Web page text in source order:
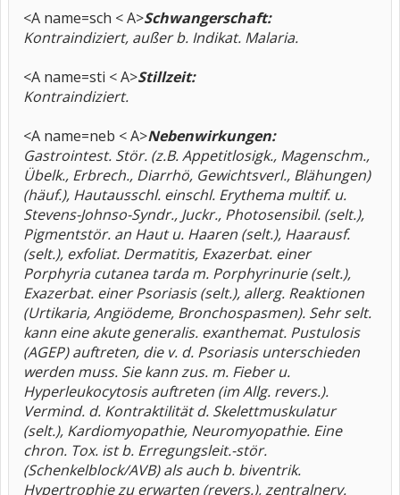
<A name=sch < A>Schwangerschaft:
Kontraindiziert, außer b. Indikat. Malaria.
<A name=sti < A>Stillzeit:
Kontraindiziert.
<A name=neb < A>Nebenwirkungen:
Gastrointest. Stör. (z.B. Appetitlosigk., Magenschm.,
Übelk., Erbrech., Diarrhö, Gewichtsverl., Blähungen)
(häuf.), Hautausschl. einschl. Erythema multif. u.
Stevens-Johnso-Syndr., Juckr., Photosensibil. (selt.),
Pigmentstör. an Haut u. Haaren (selt.), Haarausf.
(selt.), exfoliat. Dermatitis, Exazerbat. einer
Porphyria cutanea tarda m. Porphyrinurie (selt.),
Exazerbat. einer Psoriasis (selt.), allerg. Reaktionen
(Urtikaria, Angiödeme, Bronchospasmen). Sehr selt.
kann eine akute generalis. exanthemat. Pustulosis
(AGEP) auftreten, die v. d. Psoriasis unterschieden
werden muss. Sie kann zus. m. Fieber u.
Hyperleukocytosis auftreten (im Allg. revers.).
Vermind. d. Kontraktilität d. Skelettmuskulatur
(selt.), Kardiomyopathie, Neuromyopathie. Eine
chron. Tox. ist b. Erregungsleit.-stör.
(Schenkelblock/AVB) als auch b. biventrik.
Hypertrophie zu erwarten (revers.), zentralnerv.